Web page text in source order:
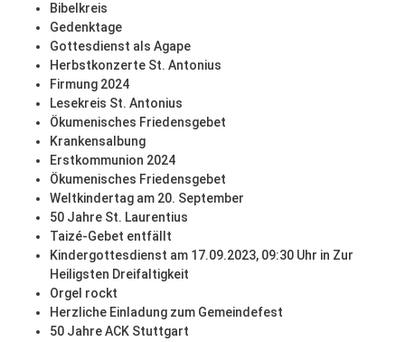
Bibelkreis
Gedenktage
Gottesdienst als Agape
Herbstkonzerte St. Antonius
Firmung 2024
Lesekreis St. Antonius
Ökumenisches Friedensgebet
Krankensalbung
Erstkommunion 2024
Ökumenisches Friedensgebet
Weltkindertag am 20. September
50 Jahre St. Laurentius
Taizé-Gebet entfällt
Kindergottesdienst am 17.09.2023, 09:30 Uhr in Zur
Heiligsten Dreifaltigkeit
Orgel rockt
Herzliche Einladung zum Gemeindefest
50 Jahre ACK Stuttgart